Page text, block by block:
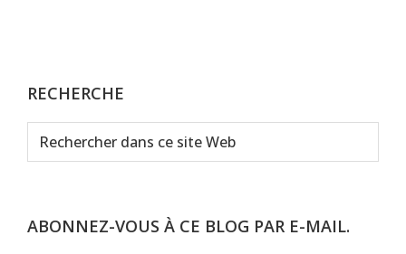
RECHERCHE
Rechercher
dans
Web
ABONNEZ-VOUS À CE BLOG PAR E-MAIL.